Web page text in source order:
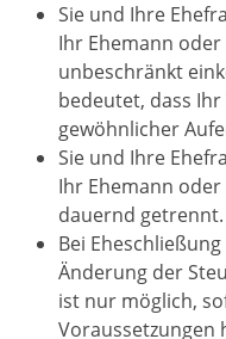
Sie und Ihre
Ihr Ehemann
unbeschränkt
bedeutet, dass
gewöhnlicher
Sie und Ihre
Ihr Ehemann
dauernd getrennt.
Bei
Änderung der
ist nur möglich,
Voraussetzungen